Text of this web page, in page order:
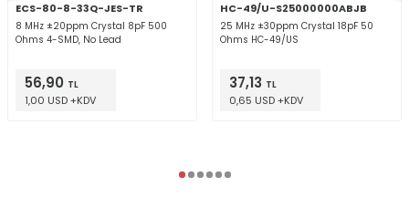
ECS-80-8-33Q-JES-TR
8 MHz ±20ppm Crystal 8pF 500
Ohms 4-SMD, No Lead
56,90 TL
1,00 USD +KDV
HC-49/U-S25000000ABJB
25 MHz ±30ppm Crystal 18pF 50
Ohms HC-49/US
37,13 TL
0,65 USD +KDV